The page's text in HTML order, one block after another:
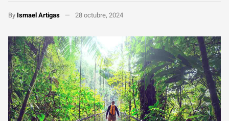
By Ismael Artigas 28 octubre, 2024